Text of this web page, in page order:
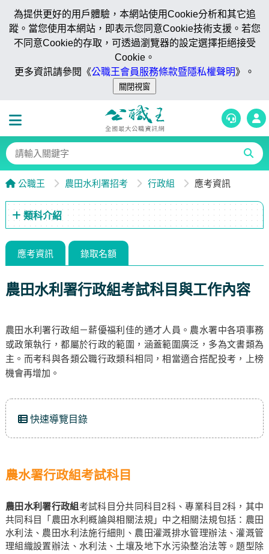
為提供更好的用戶體驗，本網站使用Cookie分析和其它追
蹤。當您使用本網站，即表示您同意Cookie技術支援。若您
不同意Cookie的存取，可透過瀏覽器的設定選擇拒絕接受
Cookie。
更多資訊請參閱《公職王會員服務條款暨隱私權聲明》。
公職王 農田水利署招考 行政組 應考資訊
類科介紹
應考資訊 錄取名額
農田水利署行政組考試科目與工作內容
農田水利署行政組－薪優福利佳的通才人員。農水署中各項事務
或政策執行，都屬於行政的範圍，涵蓋範圍廣泛，多為文書類為
主。而考科與各類公職行政類科相同，相當適合搭配投考，上榜
機會再增加。
快速導覽目錄
農水署行政組考試科目
農田水利署行政組考試科目分共同科目2科、專業科目2科，其中
共同科目「農田水利概論與相關法規」中之相關法規包括：農田
水利法、農田水利法施行細則、農田灌溉排水管理辦法、灌溉管
理組織設置辦法、水利法、土壤及地下水污染整治法等。題型除